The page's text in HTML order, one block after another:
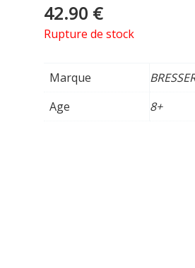
42.90 €
Rupture de stock
Marque
Age
8+